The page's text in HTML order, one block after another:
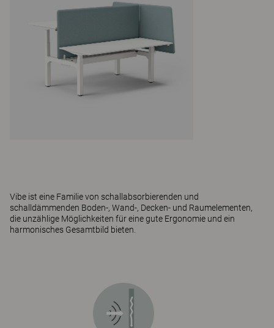
Vibe ist eine Familie von schallabsorbierenden und
schalldämmenden Boden-, Wand-, Decken- und Raumelementen,
die unzählige Möglichkeiten für eine gute Ergonomie und ein
harmonisches Gesamtbild bieten.